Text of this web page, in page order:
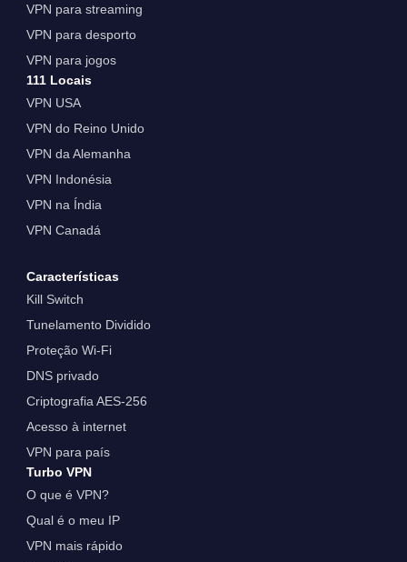
VPN para streaming
VPN para desporto
VPN para jogos
111 Locais
VPN USA
VPN do Reino Unido
VPN da Alemanha
VPN Indonésia
VPN na Índia
VPN Canadá
Características
Kill Switch
Tunelamento Dividido
Proteção Wi-Fi
DNS privado
Criptografia AES-256
Acesso à internet
VPN para país
Turbo VPN
O que é VPN?
Qual é o meu IP
VPN mais rápido